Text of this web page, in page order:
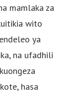
mamlaka za
wito
ya
na ufadhili
hasa